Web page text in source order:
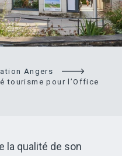
Angers
tourisme pour l’Office
la qualité de son